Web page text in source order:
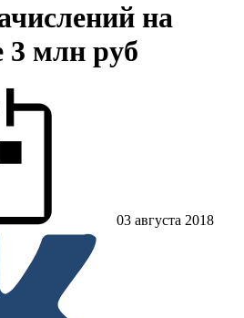
на
3 млн руб
03 августа 2018